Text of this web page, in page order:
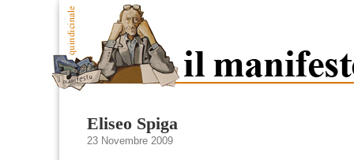
Eliseo Spiga
23 Novembre 2009